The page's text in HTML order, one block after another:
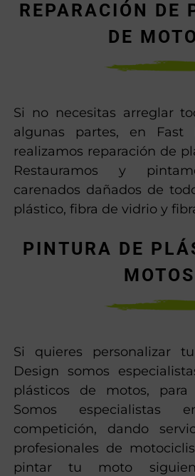
REPARACIÓN DE
DE
Si no necesitas arreglar
algunas partes, en Fast
realizamos reparación de
Restauramos y
carenados dañados de
plástico, fibra de vidrio y
PINTURA DE
MOTOS
Si quieres personalizar
Design somos
plásticos de motos, para
Somos especialistas
competición, dando
profesionales de
pintar tu moto